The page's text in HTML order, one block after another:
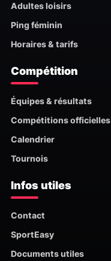
Adultes loisirs
Ping féminin
Horaires & tarifs
Compétition
Équipes & résultats
Compétitions officielles
Calendrier
Tournois
Infos utiles
Contact
SportEasy
Documents utiles